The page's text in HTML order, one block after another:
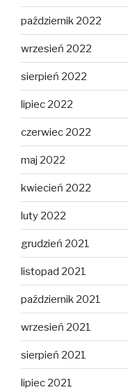
październik 2022
wrzesień 2022
sierpień 2022
lipiec 2022
czerwiec 2022
maj 2022
kwiecień 2022
luty 2022
grudzień 2021
listopad 2021
październik 2021
wrzesień 2021
sierpień 2021
lipiec 2021